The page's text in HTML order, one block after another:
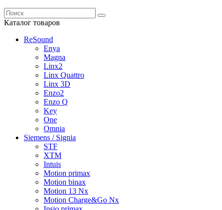
Каталог товаров
ReSound
Enya
Magna
Linx2
Linx Quattro
Linx 3D
Enzo2
Enzo Q
Key
One
Omnia
Siemens / Signia
STF
XTM
Intuis
Motion primax
Motion binax
Motion 13 Nx
Motion Charge&Go Nx